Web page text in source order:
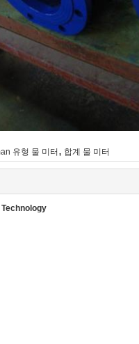
유형 물 미터 , 합계 물 미터